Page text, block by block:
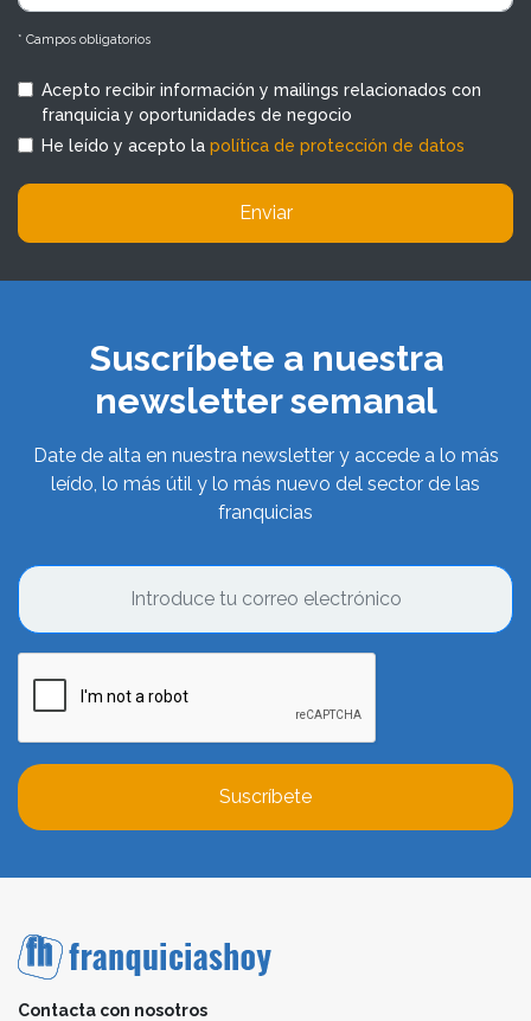
* Campos obligatorios
Acepto recibir información y mailings relacionados con
franquicia y oportunidades de negocio
He leído y acepto la política de protección de datos
Enviar
Suscríbete a nuestra
newsletter semanal
Date de alta en nuestra newsletter y accede a lo más
leído, lo más útil y lo más nuevo del sector de las
franquicias
Suscríbete
Contacta con nosotros